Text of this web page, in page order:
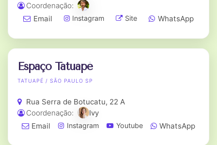
Coordenação:
Email
Instagram Site WhatsApp
Espaço Tatuapé
TATUAPÉ / SÃO PAULO SP
Rua Serra de Botucatu, 22 A
Coordenação:
Ivy
Email
Instagram Youtube WhatsApp